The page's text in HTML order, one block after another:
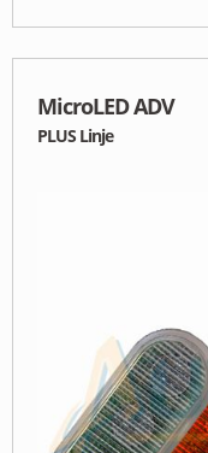
MicroLED ADV
PLUS Linje